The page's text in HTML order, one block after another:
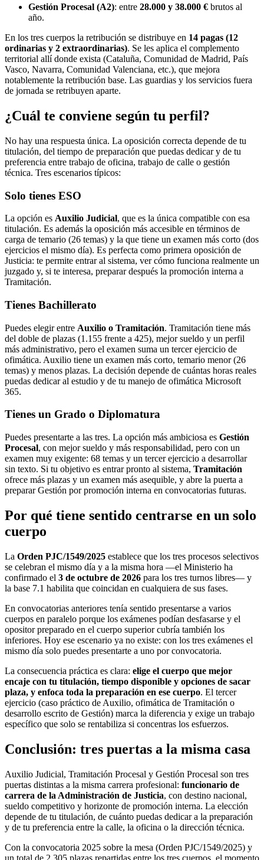
Gestión Procesal (A2): entre 28.000 y 38.000 € brutos al
año.
En los tres cuerpos la retribución se distribuye en 14 pagas (12
ordinarias y 2 extraordinarias). Se les aplica el complemento
territorial allí donde exista (Cataluña, Comunidad de Madrid, País
Vasco, Navarra, Comunidad Valenciana, etc.), que mejora
notablemente la retribución base. Las guardias y los servicios fuera
de jornada se retribuyen aparte.
¿Cuál te conviene según tu perfil?
No hay una respuesta única. La oposición correcta depende de tu
titulación, del tiempo de preparación que puedas dedicar y de tu
preferencia entre trabajo de oficina, trabajo de calle o gestión
técnica. Tres escenarios típicos:
Solo tienes ESO
La opción es Auxilio Judicial, que es la única compatible con esa
titulación. Es además la oposición más accesible en términos de
carga de temario (26 temas) y la que tiene un examen más corto (dos
ejercicios el mismo día). Es perfecta como primera oposición de
Justicia: te permite entrar al sistema, ver cómo funciona realmente un
juzgado y, si te interesa, preparar después la promoción interna a
Tramitación.
Tienes Bachillerato
Puedes elegir entre Auxilio o Tramitación. Tramitación tiene más
del doble de plazas (1.155 frente a 425), mejor sueldo y un perfil
más administrativo, pero el examen suma un tercer ejercicio de
ofimática. Auxilio tiene un examen más corto, temario menor (26
temas) y menos plazas. La decisión depende de cuántas horas reales
puedas dedicar al estudio y de tu manejo de ofimática Microsoft
365.
Tienes un Grado o Diplomatura
Puedes presentarte a las tres. La opción más ambiciosa es Gestión
Procesal, con mejor sueldo y más responsabilidad, pero con un
examen muy exigente: 68 temas y un tercer ejercicio a desarrollar
sin texto. Si tu objetivo es entrar pronto al sistema, Tramitación
ofrece más plazas y un examen más asequible, y abre la puerta a
preparar Gestión por promoción interna en convocatorias futuras.
Por qué tiene sentido centrarse en un solo
cuerpo
La Orden PJC/1549/2025 establece que los tres procesos selectivos
se celebran el mismo día y a la misma hora —el Ministerio ha
confirmado el 3 de octubre de 2026 para los tres turnos libres— y
la base 7.1 habilita que coincidan en cualquiera de sus fases.
En convocatorias anteriores tenía sentido presentarse a varios
cuerpos en paralelo porque los exámenes podían desfasarse y el
opositor preparado en el cuerpo superior cubría también los
inferiores. Hoy ese escenario ya no existe: con los tres exámenes el
mismo día solo puedes presentarte a uno por convocatoria.
La consecuencia práctica es clara: elige el cuerpo que mejor
encaje con tu titulación, tiempo disponible y opciones de sacar
plaza, y enfoca toda la preparación en ese cuerpo. El tercer
ejercicio (caso práctico de Auxilio, ofimática de Tramitación o
desarrollo escrito de Gestión) marca la diferencia y exige un trabajo
específico que solo se rentabiliza si concentras los esfuerzos.
Conclusión: tres puertas a la misma casa
Auxilio Judicial, Tramitación Procesal y Gestión Procesal son tres
puertas distintas a la misma carrera profesional: funcionario de
carrera de la Administración de Justicia, con destino nacional,
sueldo competitivo y horizonte de promoción interna. La elección
depende de tu titulación, de cuánto puedas dedicar a la preparación
y de tu preferencia entre la calle, la oficina o la dirección técnica.
Con la convocatoria 2025 sobre la mesa (Orden PJC/1549/2025) y
un total de 2.305 plazas repartidas entre los tres cuerpos, el momento